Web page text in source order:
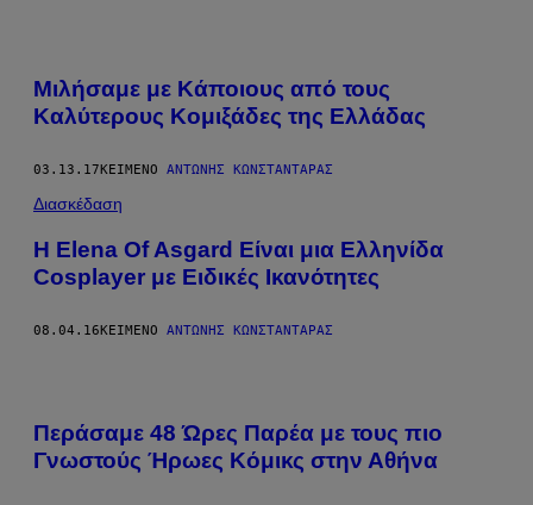
Μιλήσαμε με Κάποιους από τους
Καλύτερους Κομιξάδες της Ελλάδας
03.13.17ΚΕΊΜΕΝΟ ΑΝΤΏΝΗΣ ΚΩΝΣΤΑΝΤΆΡΑΣ
Διασκέδαση
H Elena Of Asgard Είναι μια Ελληνίδα
Cosplayer με Ειδικές Ικανότητες
08.04.16ΚΕΊΜΕΝΟ ΑΝΤΏΝΗΣ ΚΩΝΣΤΑΝΤΆΡΑΣ
Περάσαμε 48 Ώρες Παρέα με τους πιο
Γνωστούς Ήρωες Κόμικς στην Αθήνα